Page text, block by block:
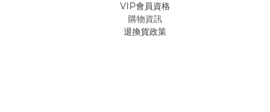
VIP會員資格
購物資訊
退換貨政策